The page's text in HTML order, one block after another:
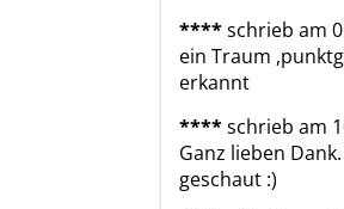
****schrieb am
ein Traum
erkannt
****schrieb am
Ganz lieben
geschaut :)